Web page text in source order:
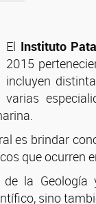
El Instituto
2015
incluyen
varias
es brindar
que ocurren
de la
sino